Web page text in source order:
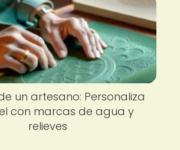
un artesano: Personaliza
con marcas de agua y
relieves